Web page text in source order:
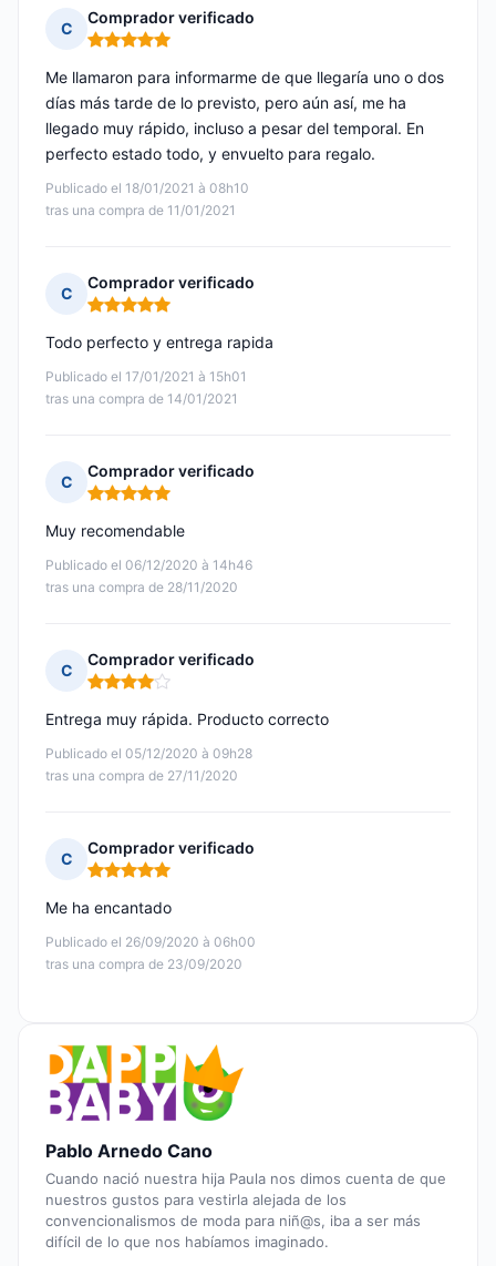
C
Comprador verificado
Nota: 5 de 5
Publicado el 18/01/2021 à 08h10
tras una compra de 11/01/2021
Me llamaron para informarme de que llegaría uno o dos
días más tarde de lo previsto, pero aún así, me ha
llegado muy rápido, incluso a pesar del temporal. En
perfecto estado todo, y envuelto para regalo.
C
Comprador verificado
Nota: 5 de 5
Publicado el 17/01/2021 à 15h01
tras una compra de 14/01/2021
Todo perfecto y entrega rapida
C
Comprador verificado
Nota: 5 de 5
Publicado el 06/12/2020 à 14h46
tras una compra de 28/11/2020
Muy recomendable
C
Comprador verificado
Nota: 4 de 5
Publicado el 05/12/2020 à 09h28
tras una compra de 27/11/2020
Entrega muy rápida. Producto correcto
C
Comprador verificado
Nota: 5 de 5
Publicado el 26/09/2020 à 06h00
tras una compra de 23/09/2020
Me ha encantado
Pablo Arnedo Cano
Cuando nació nuestra hija Paula nos dimos cuenta de que
nuestros gustos para vestirla alejada de los
convencionalismos de moda para niñ@s, iba a ser más
difícil de lo que nos habíamos imaginado.